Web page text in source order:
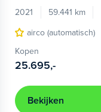
2021
59.441 km
airco (automatisch)
Kopen
25.695,-
Bekijken